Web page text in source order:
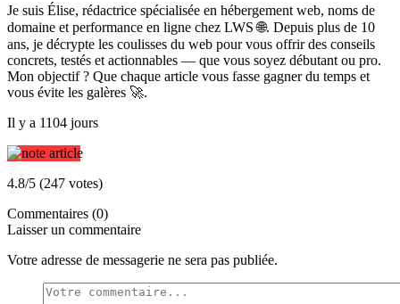
Je suis Élise, rédactrice spécialisée en hébergement web, noms de
domaine et performance en ligne chez LWS 🌐. Depuis plus de 10
ans, je décrypte les coulisses du web pour vous offrir des conseils
concrets, testés et actionnables — que vous soyez débutant ou pro.
Mon objectif ? Que chaque article vous fasse gagner du temps et
vous évite les galères 🚀.
Il y a 1104 jours
4.8/5 (247 votes)
Commentaires (0)
Laisser un commentaire
Votre adresse de messagerie ne sera pas publiée.